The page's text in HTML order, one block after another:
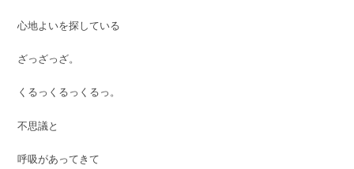
心地よいを探している
ざっざっざ。
くるっくるっくるっ。
不思議と
呼吸があってきて